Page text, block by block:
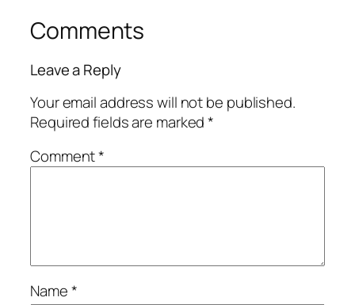
Comments
Leave a Reply
Your email address will not be published.
Required fields are marked*
Comment*
Name*